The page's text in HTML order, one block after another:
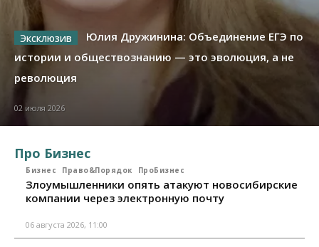
Юлия Дружинина: Объединение ЕГЭ по
истории и обществознанию — это эволюция, а не
революция
02 июля 2026
Про Бизнес
Бизнес Право&Порядок ПроБизнес
Злоумышленники опять атакуют новосибирские
компании через электронную почту
06 августа 2026, 11:00